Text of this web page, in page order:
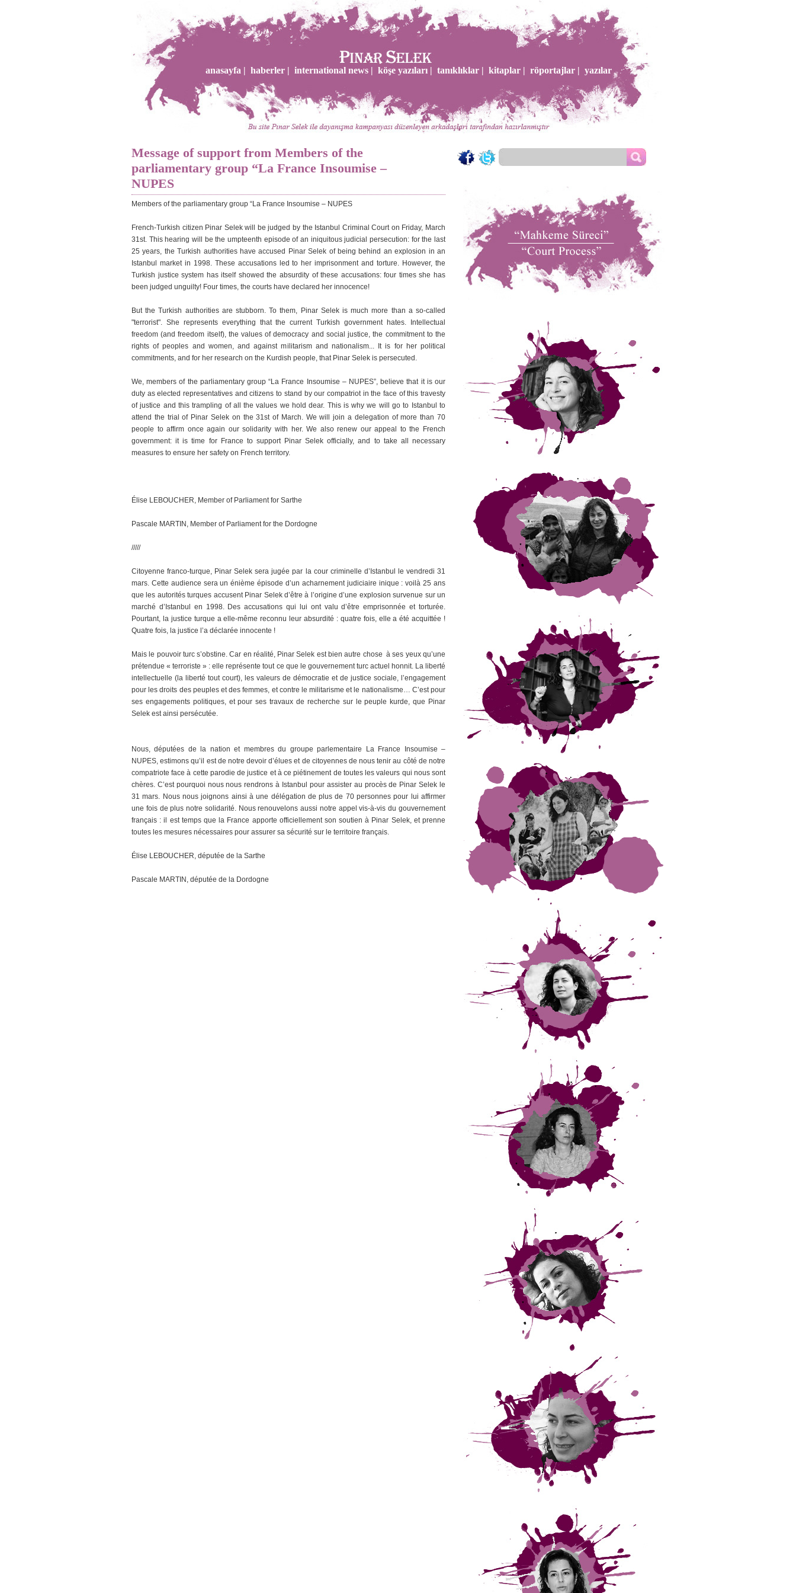
anasayfa | haberler | international news | köşe yazıları | tanıklıklar | kitaplar | röportajlar | yazılar
Message of support from Members of the
parliamentary group “La France Insoumise –
NUPES
Members of the parliamentary group “La France Insoumise – NUPES
French-Turkish citizen Pinar Selek will be judged by the Istanbul Criminal Court on Friday, March
31st. This hearing will be the umpteenth episode of an iniquitous judicial persecution: for the last
25 years, the Turkish authorities have accused Pinar Selek of being behind an explosion in an
Istanbul market in 1998. These accusations led to her imprisonment and torture. However, the
Turkish justice system has itself showed the absurdity of these accusations: four times she has
been judged unguilty! Four times, the courts have declared her innocence!
But the Turkish authorities are stubborn. To them, Pinar Selek is much more than a so-called
"terrorist". She represents everything that the current Turkish government hates. Intellectual
freedom (and freedom itself), the values of democracy and social justice, the commitment to the
rights of peoples and women, and against militarism and nationalism... It is for her political
commitments, and for her research on the Kurdish people, that Pinar Selek is persecuted.
We, members of the parliamentary group “La France Insoumise – NUPES”, believe that it is our
duty as elected representatives and citizens to stand by our compatriot in the face of this travesty
of justice and this trampling of all the values we hold dear. This is why we will go to Istanbul to
attend the trial of Pinar Selek on the 31st of March. We will join a delegation of more than 70
people to affirm once again our solidarity with her. We also renew our appeal to the French
government: it is time for France to support Pinar Selek officially, and to take all necessary
measures to ensure her safety on French territory.
Élise LEBOUCHER, Member of Parliament for Sarthe
Pascale MARTIN, Member of Parliament for the Dordogne
/////
Citoyenne franco-turque, Pinar Selek sera jugée par la cour criminelle d’Istanbul le vendredi 31
mars. Cette audience sera un énième épisode d’un acharnement judiciaire inique : voilà 25 ans
que les autorités turques accusent Pinar Selek d’être à l’origine d’une explosion survenue sur un
marché d’Istanbul en 1998. Des accusations qui lui ont valu d’être emprisonnée et torturée.
Pourtant, la justice turque a elle-même reconnu leur absurdité : quatre fois, elle a été acquittée !
Quatre fois, la justice l’a déclarée innocente !
Mais le pouvoir turc s’obstine. Car en réalité, Pinar Selek est bien autre chose à ses yeux qu’une
prétendue « terroriste » : elle représente tout ce que le gouvernement turc actuel honnit. La liberté
intellectuelle (la liberté tout court), les valeurs de démocratie et de justice sociale, l’engagement
pour les droits des peuples et des femmes, et contre le militarisme et le nationalisme… C’est pour
ses engagements politiques, et pour ses travaux de recherche sur le peuple kurde, que Pinar
Selek est ainsi persécutée.
Nous, députées de la nation et membres du groupe parlementaire La France Insoumise –
NUPES, estimons qu’il est de notre devoir d’élues et de citoyennes de nous tenir au côté de notre
compatriote face à cette parodie de justice et à ce piétinement de toutes les valeurs qui nous sont
chères. C’est pourquoi nous nous rendrons à Istanbul pour assister au procès de Pinar Selek le
31 mars. Nous nous joignons ainsi à une délégation de plus de 70 personnes pour lui affirmer
une fois de plus notre solidarité. Nous renouvelons aussi notre appel vis-à-vis du gouvernement
français : il est temps que la France apporte officiellement son soutien à Pinar Selek, et prenne
toutes les mesures nécessaires pour assurer sa sécurité sur le territoire français.
Élise LEBOUCHER, députée de la Sarthe
Pascale MARTIN, députée de la Dordogne